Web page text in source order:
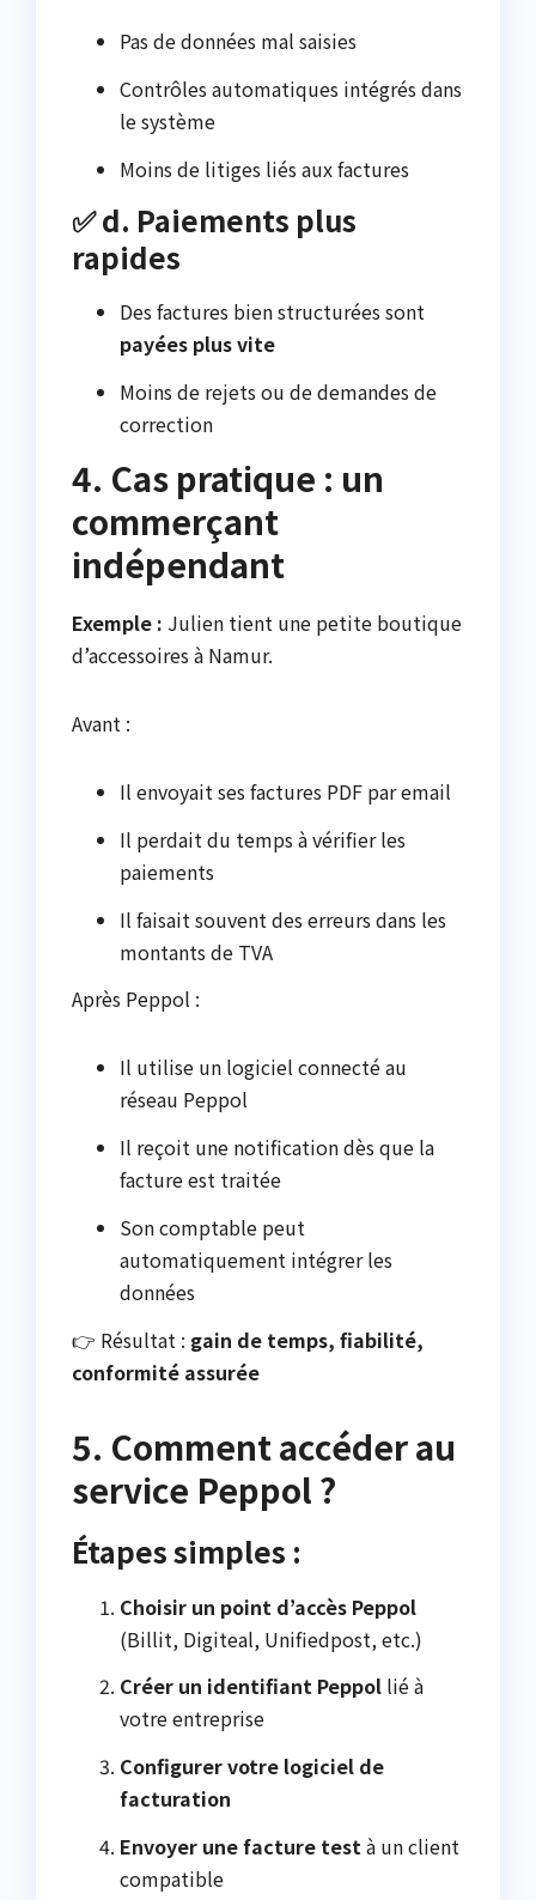
Pas de données mal saisies
Contrôles automatiques intégrés dans
le système
Moins de litiges liés aux factures
✅ d. Paiements plus
rapides
Des factures bien structurées sont
payées plus vite
Moins de rejets ou de demandes de
correction
4. Cas pratique : un
commerçant
indépendant
Exemple : Julien tient une petite boutique
d’accessoires à Namur.
Avant :
Il envoyait ses factures PDF par email
Il perdait du temps à vérifier les
paiements
Il faisait souvent des erreurs dans les
montants de TVA
Après Peppol :
Il utilise un logiciel connecté au
réseau Peppol
Il reçoit une notification dès que la
facture est traitée
Son comptable peut
automatiquement intégrer les
données
👉 Résultat : gain de temps, fiabilité,
conformité assurée
5. Comment accéder au
service Peppol ?
Étapes simples :
Choisir un point d’accès Peppol
(Billit, Digiteal, Unifiedpost, etc.)
Créer un identifiant Peppol lié à
votre entreprise
Configurer votre logiciel de
facturation
Envoyer une facture testà un client
compatible